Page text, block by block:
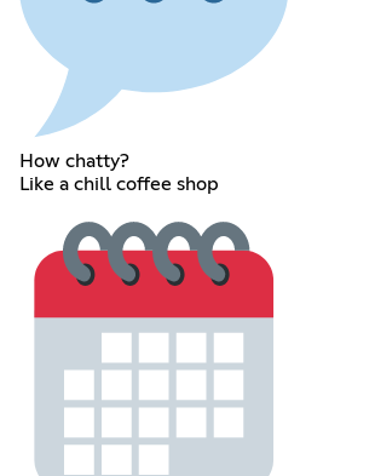
How chatty?
Like a chill coffee shop